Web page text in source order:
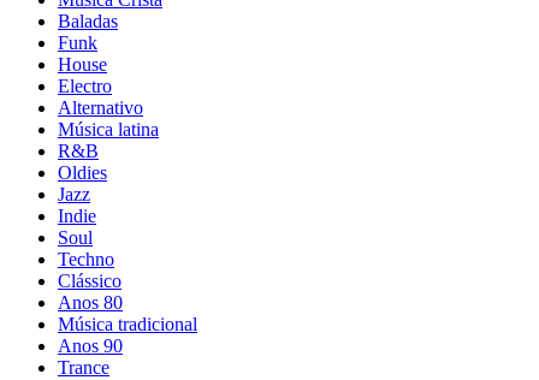
Baladas
Funk
House
Electro
Alternativo
Música latina
R&B
Oldies
Jazz
Indie
Soul
Techno
Clássico
Anos 80
Música tradicional
Anos 90
Trance